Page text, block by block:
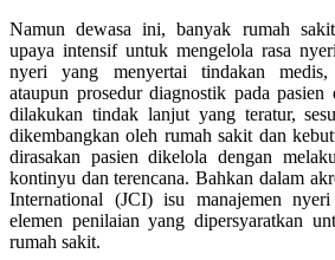
Namun dewasa ini, banyak rumah
upaya intensif untuk mengelola rasa
nyeri yang menyertai tindakan medis,
ataupun prosedur diagnostik pada pasien
dilakukan tindak lanjut yang teratur,
dikembangkan oleh rumah sakit dan
dirasakan pasien dikelola dengan
kontinyu dan terencana. Bahkan dalam
International (JCI) isu manajemen
elemen penilaian yang dipersyaratkan
rumah sakit.